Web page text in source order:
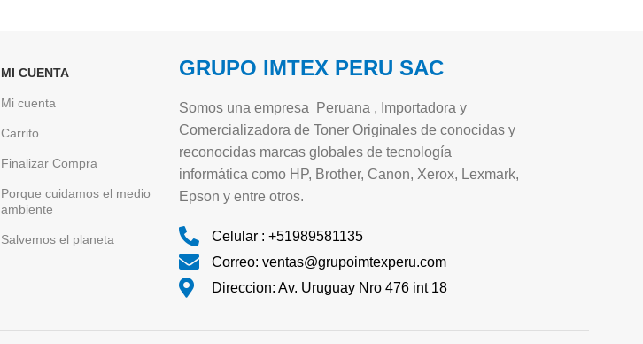
MI CUENTA
Mi cuenta
Carrito
Finalizar Compra
Porque cuidamos el medio
ambiente
Salvemos el planeta
GRUPO IMTEX PERU SAC
Somos una empresa Peruana , Importadora y
Comercializadora de Toner Originales de conocidas y
reconocidas marcas globales de tecnología
informática como HP, Brother, Canon, Xerox, Lexmark,
Epson y entre otros.
Celular : +51989581135
Correo: ventas@grupoimtexperu.com
Direccion: Av. Uruguay Nro 476 int 18